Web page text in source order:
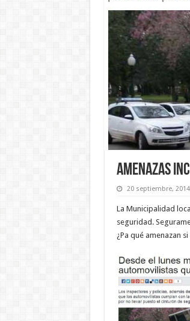
AMENAZAS
20 septiembre, 2014
La Municipalidad
seguridad.
¿Pa qué amenazan